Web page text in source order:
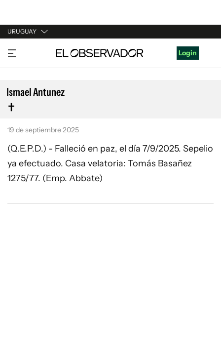
URUGUAY
URUGUAY
ARGENTINA
ESPAÑA
ESTADOS UNIDOS
Login
Ismael Antunez
19 de septiembre 2025
(Q.E.P.D.) - Falleció en paz, el día 7/9/2025. Sepelio
ya efectuado. Casa velatoria: Tomás Basañez
1275/77. (Emp. Abbate)